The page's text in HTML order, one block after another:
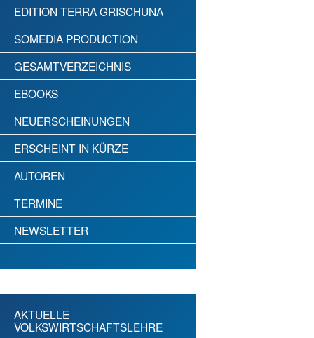
EDITION TERRA GRISCHUNA
SOMEDIA PRODUCTION
GESAMTVERZEICHNIS
EBOOKS
NEUERSCHEINUNGEN
ERSCHEINT IN KÜRZE
AUTOREN
TERMINE
NEWSLETTER
AKTUELLE
VOLKSWIRTSCHAFTSLEHRE